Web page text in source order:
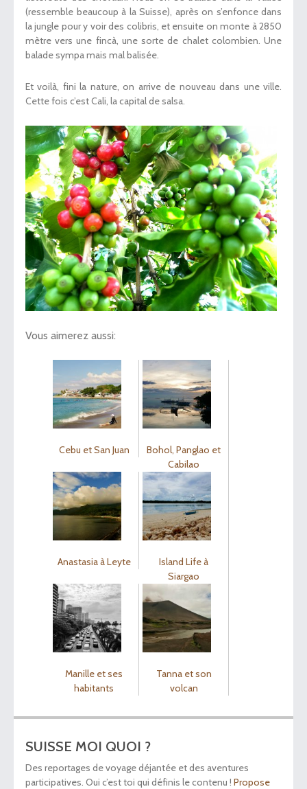
(ressemble beaucoup à la Suisse), après on s’enfonce dans
la jungle pour y voir des colibris, et ensuite on monte à 2850
mètre vers une fincà, une sorte de chalet colombien. Une
balade sympa mais mal balisée.
Et voilà, fini la nature, on arrive de nouveau dans une ville.
Cette fois c’est Cali, la capital de salsa.
Vous aimerez aussi:
Cebu et San Juan
Bohol, Panglao et
Cabilao
Anastasia à Leyte
Island Life à
Siargao
Manille et ses
habitants
Tanna et son
volcan
SUISSE MOI QUOI ?
Des reportages de voyage déjantée et des aventures
participatives. Oui c’est toi qui définis le contenu ! Propose